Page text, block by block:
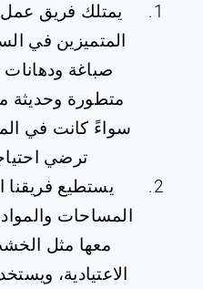
يمتلك فريق عمل
المتميزين في
صباغة ودهانات
متطورة وحديثة
سواءً كانت في
ترضي
يستطيع فريقنا
المساحات
معها مثل
الاعتيادية،